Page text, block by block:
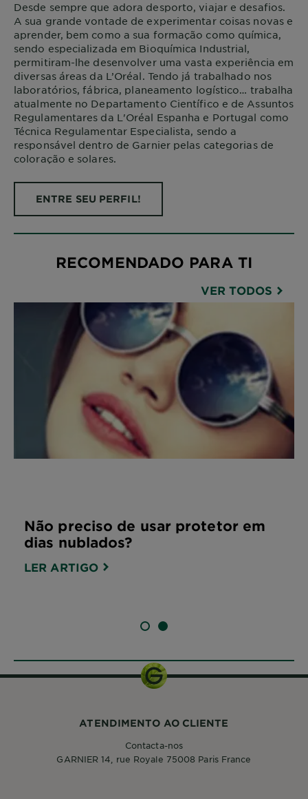
Desde sempre que adora desporto, viajar e desafios.
A sua grande vontade de experimentar coisas novas e
aprender, bem como a sua formação como química,
sendo especializada em Bioquímica Industrial,
permitiram-lhe desenvolver uma vasta experiência em
diversas áreas da L’Oréal. Tendo já trabalhado nos
laboratórios, fábrica, planeamento logístico… trabalha
atualmente no Departamento Científico e de Assuntos
Regulamentares da L'Oréal Espanha e Portugal como
Técnica Regulamentar Especialista, sendo a
responsável dentro de Garnier pelas categorias de
coloração e solares.
ENTRE SEU PERFIL!
RECOMENDADO PARA TI
VER TODOS
Não preciso de usar protetor em
dias nublados?
LER ARTIGO
SLIDE 1SLIDE 2
ATENDIMENTO AO CLIENTE
Contacta-nos
GARNIER 14, rue Royale 75008 Paris France